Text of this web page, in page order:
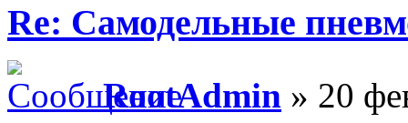
Re: Самодельные
RootAdmin » 20